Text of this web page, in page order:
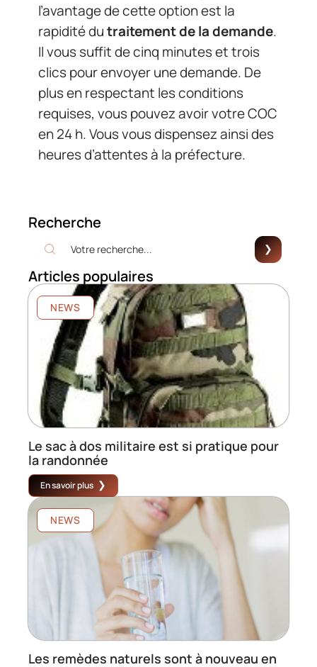
l’avantage de cette option est la
rapidité dutraitement de la demande.
Il vous suffit de cinq minutes et trois
clics pour envoyer une demande. De
plus en respectant les conditions
requises, vous pouvez avoir votre COC
en 24 h. Vous vous dispensez ainsi des
heures d’attentes à la préfecture.
Recherche
Articles populaires
NEWS
Le sac à dos militaire est si pratique pour
la randonnée
En savoir plus
NEWS
Les remèdes naturels sont à nouveau en